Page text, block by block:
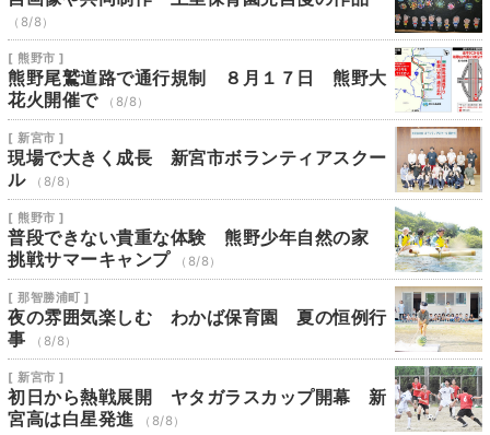
（8/8）
[ 熊野市 ]
熊野尾鷲道路で通行規制 ８月１７日 熊野大
花火開催で
（8/8）
[ 新宮市 ]
現場で大きく成長 新宮市ボランティアスクー
ル
（8/8）
[ 熊野市 ]
普段できない貴重な体験 熊野少年自然の家
挑戦サマーキャンプ
（8/8）
[ 那智勝浦町 ]
夜の雰囲気楽しむ わかば保育園 夏の恒例行
事
（8/8）
[ 新宮市 ]
初日から熱戦展開 ヤタガラスカップ開幕 新
宮高は白星発進
（8/8）